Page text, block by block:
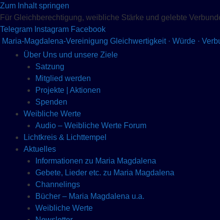
Zum Inhalt springen
Für Gleichberechtigung, weibliche Stärke und gelebte
Telegram Instagram Facebook
Maria-Magdalena-Vereinigung Gleichwertigkeit · Würde ·
Über Uns und unsere Ziele
Satzung
Mitglied werden
Projekte | Aktionen
Spenden
Weibliche Werte
Audio – Weibliche Werte Forum
Lichtkreis & Lichttempel
Aktuelles
Informationen zu Maria Magdalena
Gebete, Lieder etc. zu Maria Magdalena
Channelings
Bücher – Maria Magdalena u.a.
Weibliche Werte